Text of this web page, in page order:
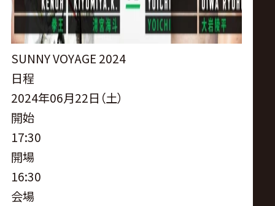
公
式
サ
イ
ト
SUNNY VOYAGE 2024
日程
2024年06月22日（土）
開始
17:30
開場
16:30
会場